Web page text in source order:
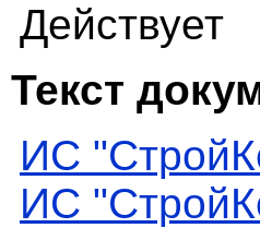
Действует
Текст
ИС
ИС